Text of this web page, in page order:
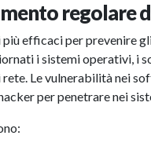
regolare
efficaci per prevenire
i sistemi operativi, i
Le vulnerabilità nei
per penetrare nei